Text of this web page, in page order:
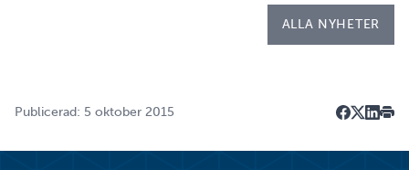
ALLA NYHETER
Publicerad: 5 oktober 2015